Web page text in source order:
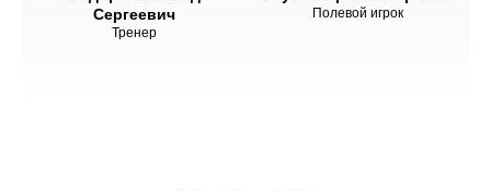
Сергеевич
Тренер
Полевой игрок